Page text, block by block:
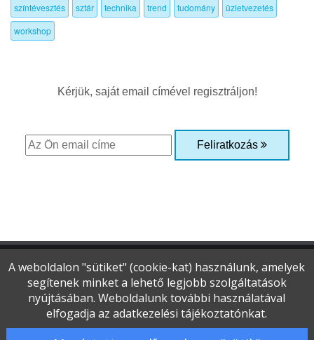
színtévesztés
sztár technika trend tudomány
üzletvezetés
workshop
Kérjük, saját email címével regisztráljon!
Feliratkozás
Copyright © 2015-2026 Optikai Magazin
Minden jog fenntartva
Adatvédelmi és jogi nyilatkozat
| Impresszum |
Szerzői jogok
A weboldalon "sütiket" (cookie-kat) használunk, amelyek
segítenek minket a lehető legjobb szolgáltatások
nyújtásában. Weboldalunk további használatával
elfogadja az adatkezelési tájékoztatónkat.